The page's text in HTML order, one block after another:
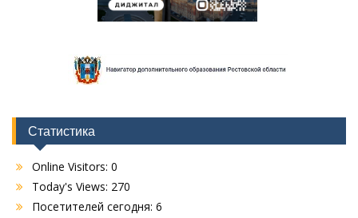
Статистика
Online Visitors: 0
Today's Views: 270
Посетителей сегодня: 6